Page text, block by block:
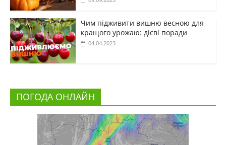
Чим підживити вишню весною для
кращого урожаю: дієві поради
04.04.2023
ПОГОДА ОНЛАЙН